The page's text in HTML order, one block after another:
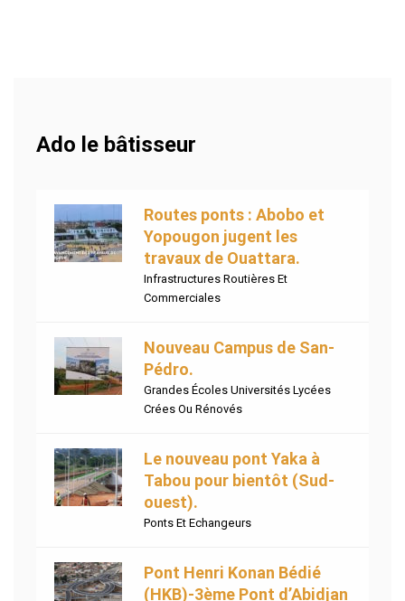
Ado le bâtisseur
Routes ponts : Abobo et
Yopougon jugent les
travaux de Ouattara.
Infrastructures Routières Et
Commerciales
Nouveau Campus de San-
Pédro.
Grandes Écoles Universités Lycées
Crées Ou Rénovés
Le nouveau pont Yaka à
Tabou pour bientôt (Sud-
ouest).
Ponts Et Echangeurs
Pont Henri Konan Bédié
(HKB)-3ème Pont d’Abidjan